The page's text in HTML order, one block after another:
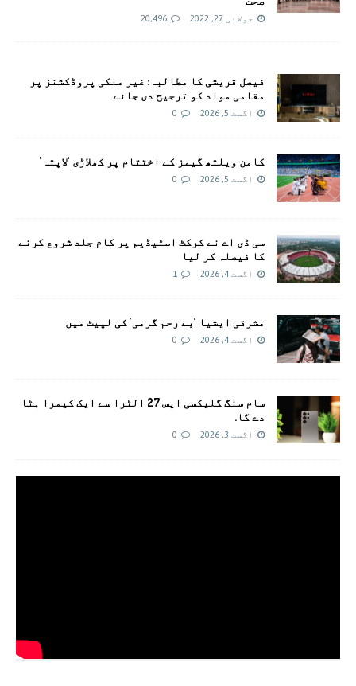
جولائی 27, 2022 20,496
فیصل قریشی کا مطالبہ: غیر ملکی پروڈکشنز پر
مقامی مواد کو ترجیح دی جائے
اگست 5, 2026 0
کامن ویلتھ گیمز کے اختتام پر کھلاڑی ‘لاپتہ’
اگست 5, 2026 0
سی ڈی اے نے کرکٹ اسٹیڈیم پر کام جلد شروع کرنے
کا فیصلہ کر لیا
اگست 4, 2026 1
مشرقی ایشیا ‘بے رحم گرمی’ کی لپیٹ میں
اگست 4, 2026 0
سام سنگ گلیکسی ایس 27 الٹرا سے ایک کیمرا ہٹا
دے گا.
اگست 3, 2026 0